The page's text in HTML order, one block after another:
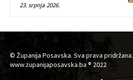
23. srpnja 2026.
© Županija Posavska. Sva prava pridržana.
www.zupanijaposavska.ba ® 2022